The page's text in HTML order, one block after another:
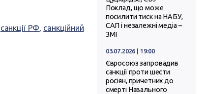
санкції РФ, санкційний
Поклад, що може
посилити тиск на НАБУ,
САП і незалежні медіа –
ЗМІ
03.07.2026 | 19:00
Євросоюз запровадив
санкції проти шести
росіян, причетних до
смерті Навального